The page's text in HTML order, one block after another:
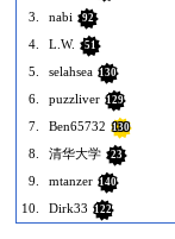
3.
nabi 92
4.
L.W. 51
5.
selahsea 130
6.
puzzliver 129
7.
Ben65732 130
8.
清华大学 23
9.
mtanzer 140
10.
Dirk33 122